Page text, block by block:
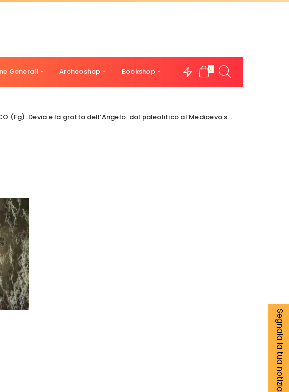
Generali Archeoshop Bookshop 0
Devia e la grotta dell’Angelo: dal paleolitico al Medioevo sulle tracce dell’Arcangelo.
Segnala la tua notizia